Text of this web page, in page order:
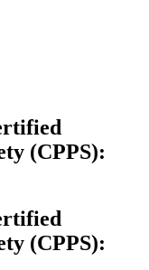
(CPPS):
(CPPS):